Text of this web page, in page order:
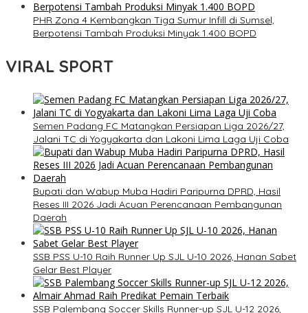
PHR Zona 4 Kembangkan Tiga Sumur Infill di Sumsel,
Berpotensi Tambah Produksi Minyak 1.400 BOPD
VIRAL SPORT
Semen Padang FC Matangkan Persiapan Liga 2026/27,
Jalani TC di Yogyakarta dan Lakoni Lima Laga Uji Coba
Bupati dan Wabup Muba Hadiri Paripurna DPRD, Hasil
Reses III 2026 Jadi Acuan Perencanaan Pembangunan
Daerah
SSB PSS U-10 Raih Runner Up SJL U-10 2026, Hanan Sabet
Gelar Best Player
SSB Palembang Soccer Skills Runner-up SJL U-12 2026,